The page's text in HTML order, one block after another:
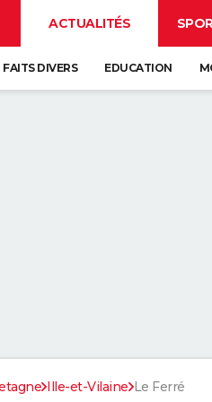
ACTUALITÉS
FAITS DIVERS EDUCATION
Ille-et-Vilaine Le Ferré